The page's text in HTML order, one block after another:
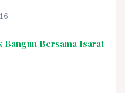
Bangun Bersama Isarat